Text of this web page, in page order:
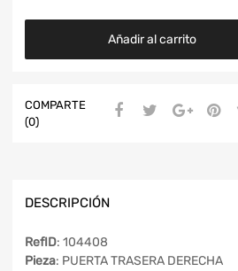
Añadir al carrito
COMPARTE
(0)
DESCRIPCIÓN
RefID: 104408
Pieza: PUERTA TRASERA DERECHA